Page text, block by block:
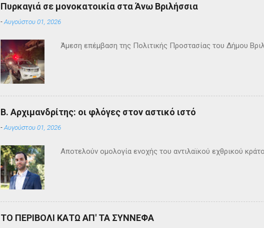
Πυρκαγιά σε μονοκατοικία στα Άνω Βριλήσσια
-Αυγούστου 01, 2026
Άμεση επέμβαση της Πολιτικής Προστασίας του Δήμου
Β. Αρχιμανδρίτης: οι φλόγες στον αστικό ιστό
-Αυγούστου 01, 2026
Αποτελούν ομολογία ενοχής του αντιλαϊκού εχθρικού
ΤΟ ΠΕΡΙΒΟΛΙ ΚΑΤΩ ΑΠ' ΤΑ ΣΥΝΝΕΦΑ